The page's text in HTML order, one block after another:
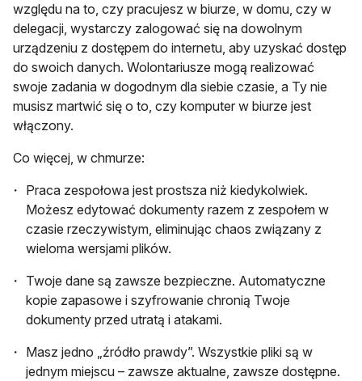
względu na to, czy pracujesz w biurze, w domu, czy w
delegacji, wystarczy zalogować się na dowolnym
urządzeniu z dostępem do internetu, aby uzyskać dostęp
do swoich danych. Wolontariusze mogą realizować
swoje zadania w dogodnym dla siebie czasie, a Ty nie
musisz martwić się o to, czy komputer w biurze jest
włączony.
Co więcej, w chmurze:
Praca zespołowa jest prostsza niż kiedykolwiek.
Możesz edytować dokumenty razem z zespołem w
czasie rzeczywistym, eliminując chaos związany z
wieloma wersjami plików.
Twoje dane są zawsze bezpieczne. Automatyczne
kopie zapasowe i szyfrowanie chronią Twoje
dokumenty przed utratą i atakami.
Masz jedno „źródło prawdy”. Wszystkie pliki są w
jednym miejscu – zawsze aktualne, zawsze dostępne.